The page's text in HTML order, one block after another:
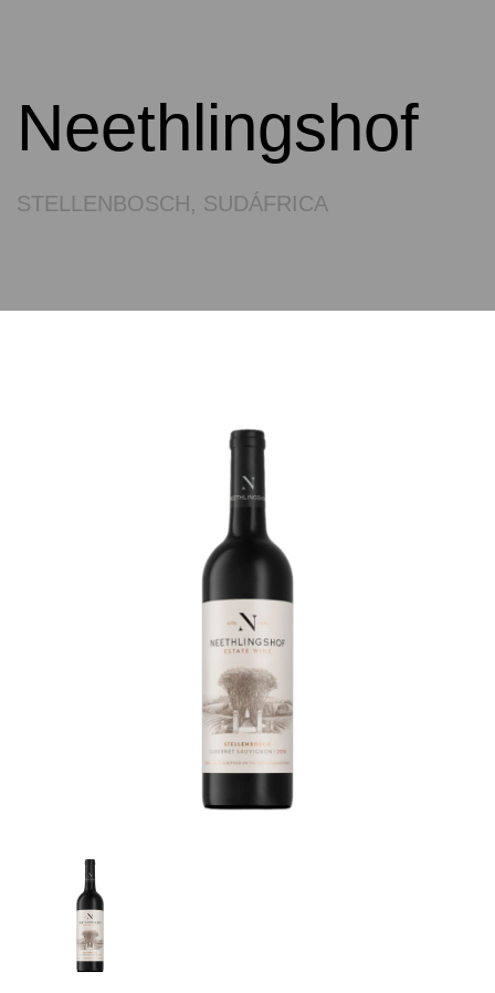
Neethlingshof
STELLENBOSCH, SUDÁFRICA